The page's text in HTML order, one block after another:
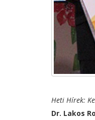
Heti Hírek:
Dr. Lakos